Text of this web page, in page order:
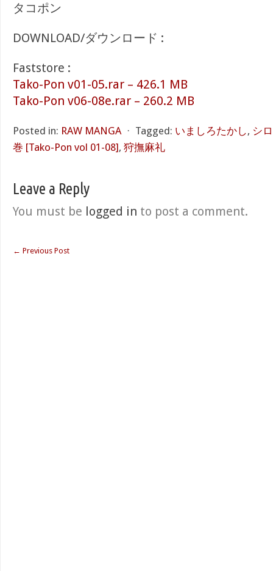
タコポン
DOWNLOAD/ダウンロード :
Faststore :
Tako-Pon v01-05.rar – 426.1 MB
Tako-Pon v06-08e.rar – 260.2 MB
Posted in: RAW MANGA ⋅ Tagged: いましろたかし, シ
巻 [Tako-Pon vol 01-08], 狩撫麻礼
Leave a Reply
You must be logged in to post a comment.
← Previous Post